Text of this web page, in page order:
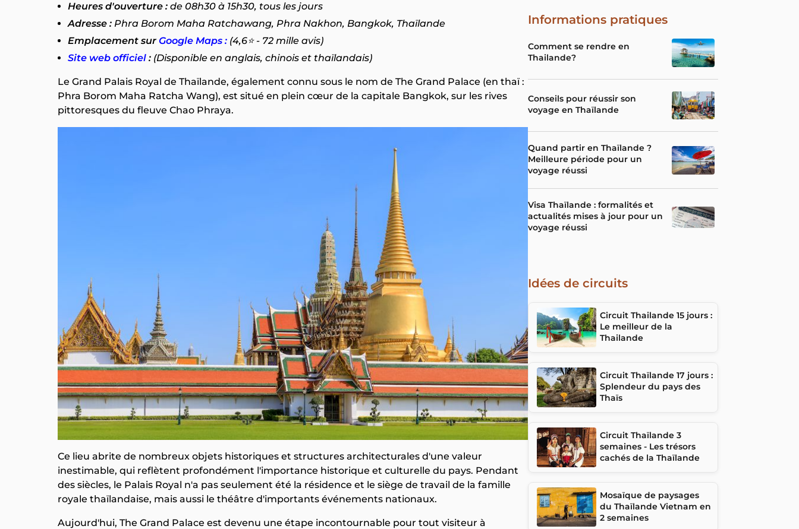
Heures d'ouverture : de 08h30 à 15h30, tous les jours
Adresse : Phra Borom Maha Ratchawang, Phra Nakhon, Bangkok, Thaïlande
Emplacement sur Google Maps : (4,6⭐ - 72 mille avis)
Site web officiel : (Disponible en anglais, chinois et thaïlandais)
Le Grand Palais Royal de Thaïlande, également connu sous le nom de The Grand Palace (en thaï :
Phra Borom Maha Ratcha Wang), est situé en plein cœur de la capitale Bangkok, sur les rives
pittoresques du fleuve Chao Phraya.
Ce lieu abrite de nombreux objets historiques et structures architecturales d'une valeur
inestimable, qui reflètent profondément l'importance historique et culturelle du pays. Pendant
des siècles, le Palais Royal n'a pas seulement été la résidence et le siège de travail de la famille
royale thaïlandaise, mais aussi le théâtre d'importants événements nationaux.
Aujourd'hui, The Grand Palace est devenu une étape incontournable pour tout visiteur à
Informations pratiques
Comment se rendre en
Thailande?
Conseils pour réussir son
voyage en Thaïlande
Quand partir en Thaïlande ?
Meilleure période pour un
voyage réussi
Visa Thaïlande : formalités et
actualités mises à jour pour un
voyage réussi
Idées de circuits
Circuit Thailande 15 jours :
Le meilleur de la
Thailande
Circuit Thaïlande 17 jours :
Splendeur du pays des
Thaïs
Circuit Thaïlande 3
semaines - Les trésors
cachés de la Thaïlande
Mosaïque de paysages
du Thaïlande Vietnam en
2 semaines